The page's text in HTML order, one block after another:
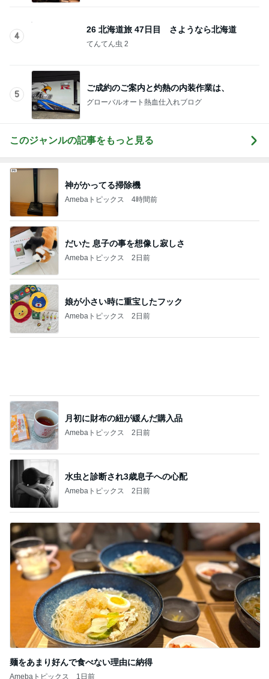
このジャンルの記事をもっと見る
神がかってる掃除機
Amebaトピックス 4時間前
Amebaトピックス 2日前
娘が小さい時に重宝したフック
Amebaトピックス 2日前
月初に財布の紐が緩んだ購入品
Amebaトピックス 2日前
水虫と診断され3歳息子への心配
Amebaトピックス 2日前
麺をあまり好んで食べない理由に納得
Amebaトピックス
記事を読む
1人で考えるには重すぎる夫の状態
Amebaトピックス 21時間前
病みつきになり追加したワイドパンツ
Amebaトピックス 23時間前